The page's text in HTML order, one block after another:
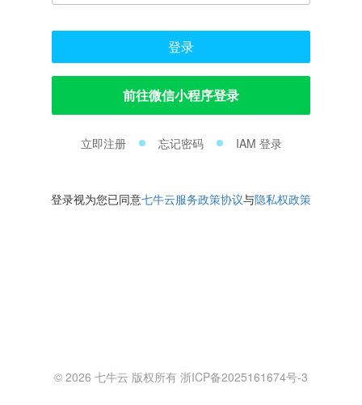
登录
前往微信小程序登录
立即注册 忘记密码 IAM 登录
登录视为您已同意七牛云服务政策协议与隐私权政策
© 2026 七牛云 版权所有 浙ICP备2025161674号-3